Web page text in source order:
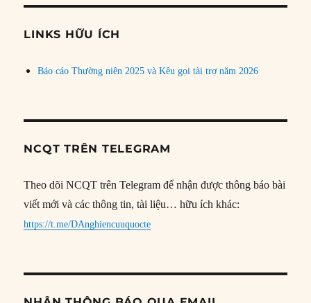
đề
LINKS HỮU ÍCH
Báo cáo Thường niên 2025 và Kêu gọi tài trợ năm 2026
NCQT TRÊN TELEGRAM
Theo dõi NCQT trên Telegram để nhận được thông báo bài
viết mới và các thông tin, tài liệu… hữu ích khác:
https://t.me/DAnghiencuuquocte